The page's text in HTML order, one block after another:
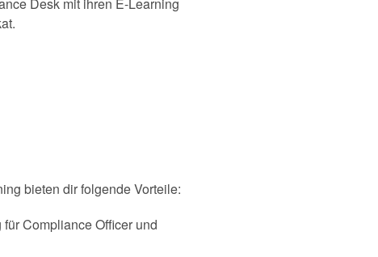
bieten dir folgende Vorteile:
Compliance Officer und